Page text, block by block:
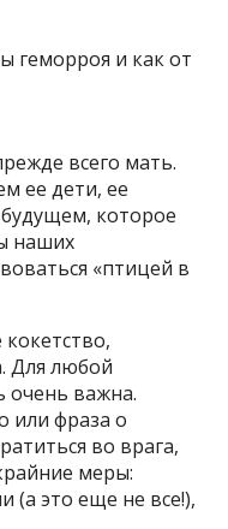
всего мать.
ее дети, ее
которое
наших
«птицей в
Для любой
очень важна.
или фраза о
во врага,
меры:
(а это еще не все!),